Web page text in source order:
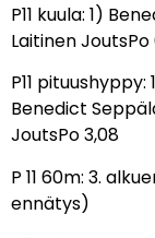
P11 kuula: 1)
Laitinen
P11
Benedict
JoutsPo 3,08
P 11 60m: 3.
ennätys)